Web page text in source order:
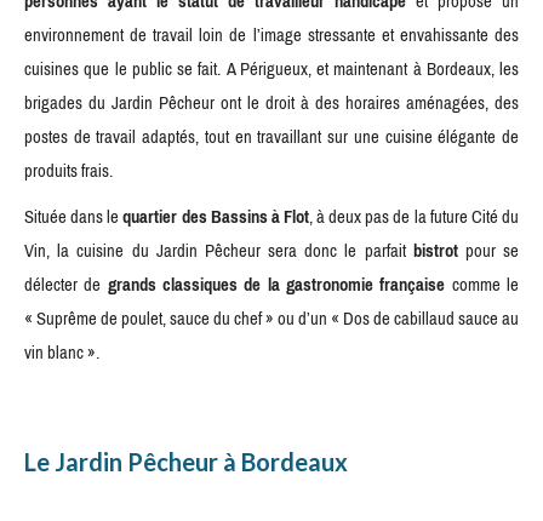
environnement de travail loin de l’image stressante et envahissante des
cuisines que le public se fait. A Périgueux, et maintenant à Bordeaux, les
brigades du Jardin Pêcheur ont le droit à des horaires aménagées, des
postes de travail adaptés, tout en travaillant sur une cuisine élégante de
produits frais.
Située dans lequartier des Bassins à Flot, à deux pas de la future Cité du
Vin, la cuisine du Jardin Pêcheur sera donc le parfaitbistrotpour se
délecter de grands classiques de la gastronomie française comme le
« Suprême de poulet, sauce du chef » ou d’un « Dos de cabillaud sauce au
vin blanc ».
Le Jardin Pêcheur à Bordeaux